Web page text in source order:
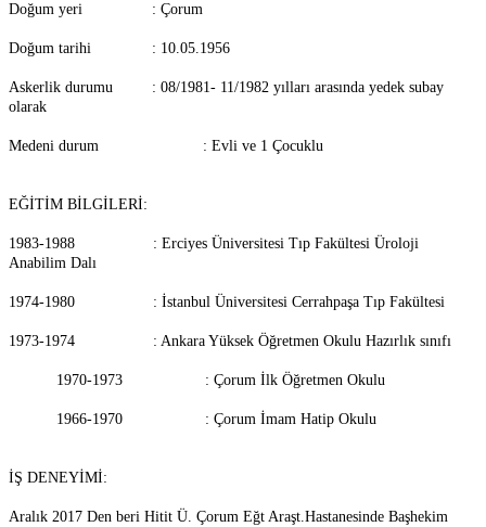
Doğum yeri : Çorum
Doğum tarihi : 10.05.1956
Askerlik durumu : 08/1981- 11/1982 yılları arasında yedek subay
olarak
Medeni durum : Evli ve 1 Çocuklu
EĞİTİM BİLGİLERİ:
1983-1988 : Erciyes Üniversitesi Tıp Fakültesi Üroloji
Anabilim Dalı
1974-1980 : İstanbul Üniversitesi Cerrahpaşa Tıp Fakültesi
1973-1974 : Ankara Yüksek Öğretmen Okulu Hazırlık sınıfı
1970-1973 : Çorum İlk Öğretmen Okulu
1966-1970 : Çorum İmam Hatip Okulu
İŞ DENEYİMİ:
Aralık 2017 Den beri Hitit Ü. Çorum Eğt Araşt.Hastanesinde Başhekim